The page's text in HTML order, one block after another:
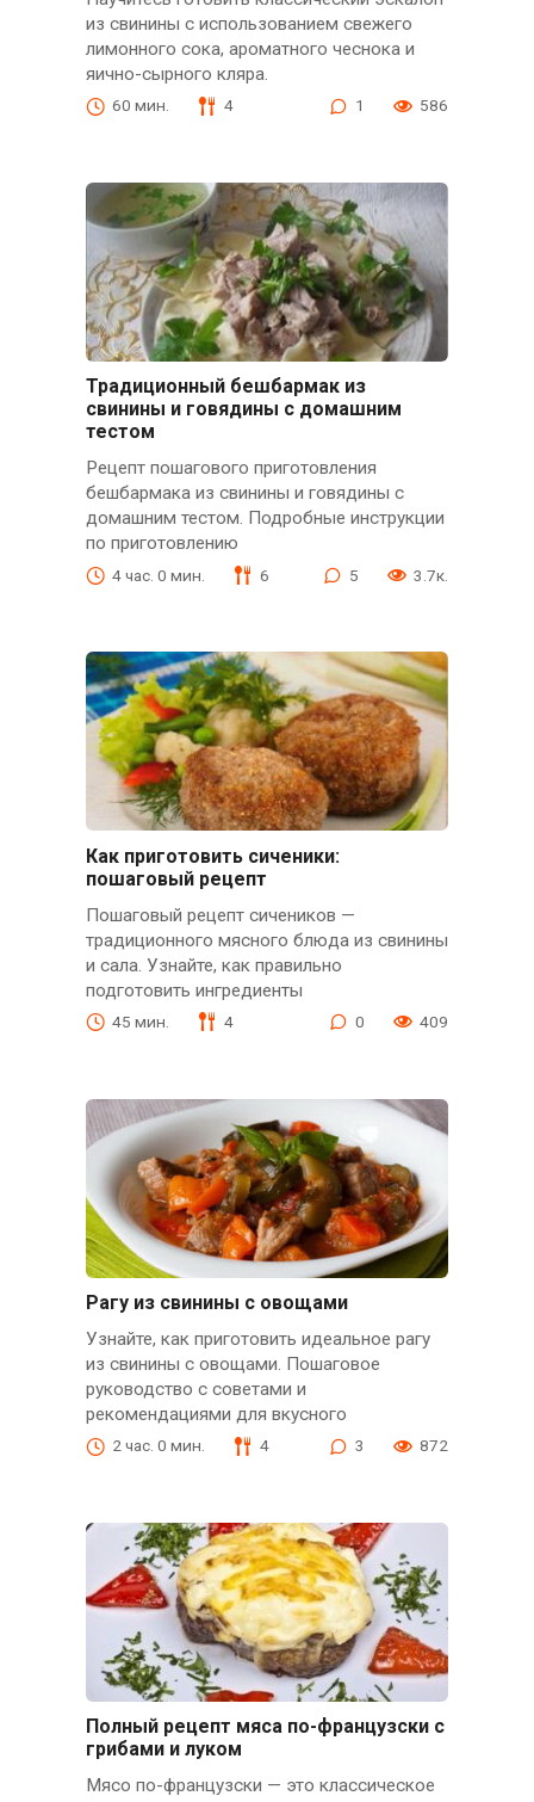
из свинины с использованием свежего
лимонного сока, ароматного чеснока и
яично-сырного кляра.
60 мин. 4 1 586
Традиционный бешбармак из
свинины и говядины с домашним
тестом
Рецепт пошагового приготовления
бешбармака из свинины и говядины с
домашним тестом. Подробные инструкции
по приготовлению
4 час. 0 мин. 6 5 3.7к.
Как приготовить сиченики:
пошаговый рецепт
Пошаговый рецепт сичеников —
традиционного мясного блюда из свинины
и сала. Узнайте, как правильно
подготовить ингредиенты
45 мин. 4 0 409
Рагу из свинины с овощами
Узнайте, как приготовить идеальное рагу
из свинины с овощами. Пошаговое
руководство с советами и
рекомендациями для вкусного
2 час. 0 мин. 4 3 872
Полный рецепт мяса по-французски с
грибами и луком
Мясо по-французски — это классическое